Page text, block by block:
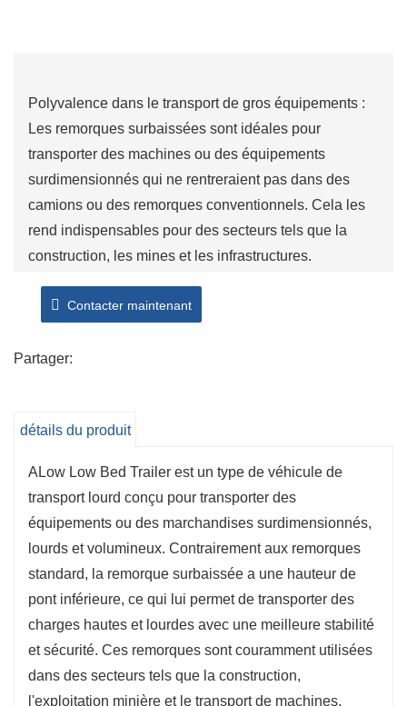
Polyvalence dans le transport de gros équipements :
Les remorques surbaissées sont idéales pour
transporter des machines ou des équipements
surdimensionnés qui ne rentreraient pas dans des
camions ou des remorques conventionnels. Cela les
rend indispensables pour des secteurs tels que la
construction, les mines et les infrastructures.
La possibilité d'ajuster la hauteur de la remorque ou
le déchargement beaucoup plus faciles et plus sûrs,
l'équipement et à la remorque.
Les semi-remorques surbaissées sont disponibles
dans diverses configurations, notamment des plateaux
réglables, des cols de cygne amovibles et des
modèles à plusieurs essieux. Cette flexibilité leur
permet d'être personnalisés en fonction des besoins
spécifiques de transport, garantissant ainsi une
efficacité et une sécurité maximales.
Répartition de la charge améliorée :
Le système à essieux multiples des remorques
Contacter maintenant
Partager:
détails du produit
ALow Low Bed Trailer est un type de véhicule de
transport lourd conçu pour transporter des
équipements ou des marchandises surdimensionnés,
lourds et volumineux. Contrairement aux remorques
standard, la remorque surbaissée a une hauteur de
pont inférieure, ce qui lui permet de transporter des
charges hautes et lourdes avec une meilleure stabilité
et sécurité. Ces remorques sont couramment utilisées
dans des secteurs tels que la construction,
l'exploitation minière et le transport de machines,